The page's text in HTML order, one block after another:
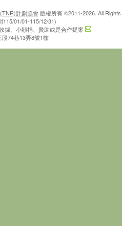
計劃協會 版權所有 ©2011-2026. All
115/01/01-115/12/31)
據、小額捐、贊助或是合作提案
74巷13弄8號1樓